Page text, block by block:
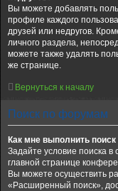
Вы можете добавлять
профиле каждого
друзей или недругов.
личного раздела,
можете также удалять
же странице.
Вернуться к началу
Поиск по форумам
Как мне выполнить
Задайте условие поиска
главной странице
Вы можете осуществить
«Расширенный поиск»,